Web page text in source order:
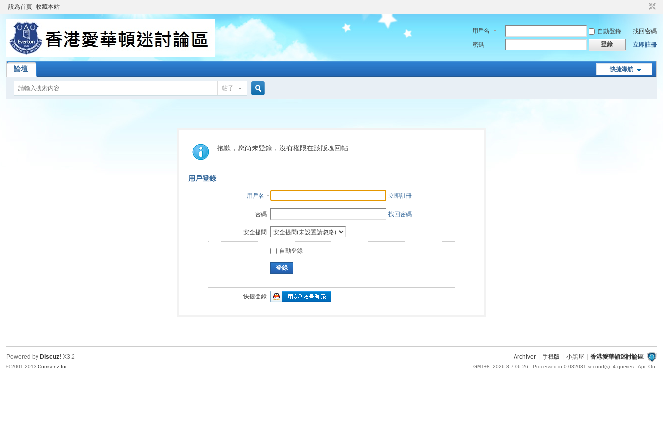
設為首頁 收藏本站
用戶名 自動登錄
找回密碼
密碼
登錄 立即註冊
快捷導航
論壇
帖子
索
抱歉，您尚未登錄，沒有權限在該版塊回帖
用戶登錄
用戶名 立即註冊
密碼: 找回密碼
安全提問:
自動登錄
登錄
快捷登錄:
Archiver 手機版 小黑屋 香港愛華頓迷討論區
GMT+8, 2026-8-7 06:26 , Processed in 0.032031 second(s), 4 queries , Apc On.
Powered by Discuz! X3.2
© 2001-2013Comsenz Inc.